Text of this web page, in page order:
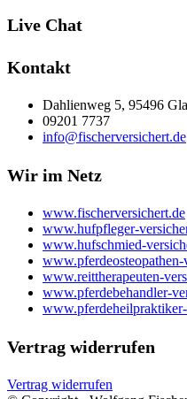
Live Chat
Kontakt
Dahlienweg 5, 95496
09201 7737
info@fischerversichert.de
Wir im Netz
www.fischerversichert.de
www.hufpfleger-
www.hufschmied-
www.pferdeosteopathen-
www.reittherapeuten-
www.pferdebehandler-
Vertrag widerrufen
Vertrag widerrufen